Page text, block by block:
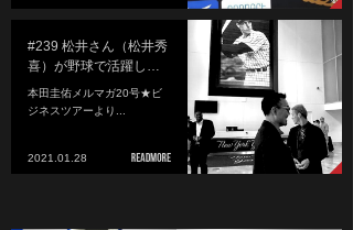
#239 松井さん（松井秀
喜）が野球で活躍し…
本田圭佑メルマガ20号★ビ
ジネスツアーより...
2021.01.28